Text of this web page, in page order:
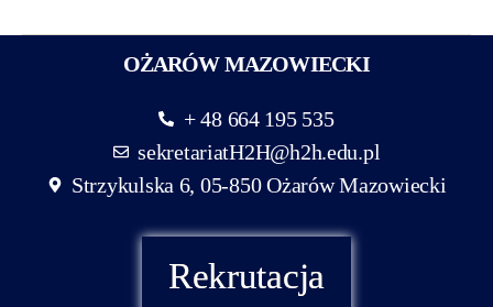
OŻARÓW MAZOWIECKI
+ 48 664 195 535
sekretariatH2H@h2h.edu.pl
Strzykulska 6, 05-850 Ożarów Mazowiecki
Rekrutacja